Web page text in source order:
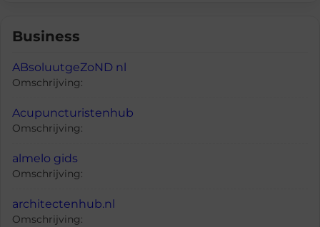
Business
ABsoluutgeZoND nl
Omschrijving:
Acupuncturistenhub
Omschrijving:
almelo gids
Omschrijving:
architectenhub.nl
Omschrijving: